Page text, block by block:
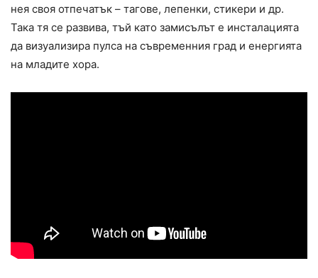
нея своя отпечатък – тагове, лепенки, стикери и др.
Така тя се развива, тъй като замисълът е инсталацията
да визуализира пулса на съвременния град и енергията
на младите хора.